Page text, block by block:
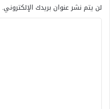
لن يتم نشر عنوان بريدك الإلكتروني.